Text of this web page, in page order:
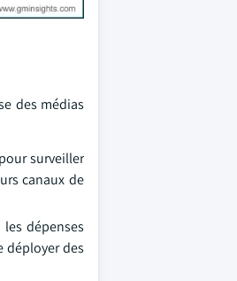
des médias
surveiller
canaux de
dépenses
déployer des